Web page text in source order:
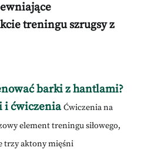
treningu szrugsy z
barki z hantlami?
i ćwiczenia Ćwiczenia na
element treningu siłowego,
trzy aktony mięśni